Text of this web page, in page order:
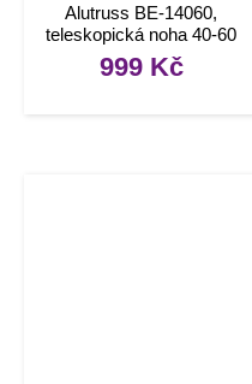
Alutruss BE-14060,
teleskopická noha 40-60
cm
999 Kč